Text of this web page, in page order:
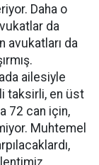
Daha o
da
avukatları da
ailesiyle
taksirli, en üst
72 can için,
Muhtemel